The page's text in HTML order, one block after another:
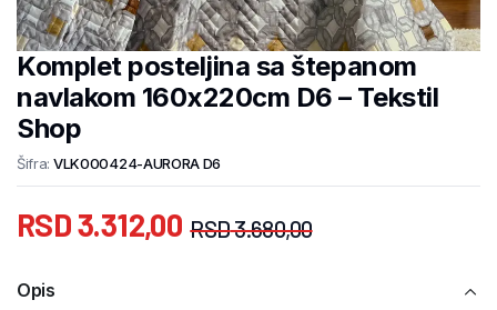
Komplet posteljina sa štepanom
navlakom 160x220cm D6 – Tekstil
Shop
Šifra: VLK000424-AURORA D6
RSD3.680,00
RSD3.312,00
Opis